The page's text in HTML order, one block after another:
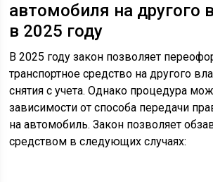
автомобиля на другого
в 2025 году
В 2025 году закон позволяет
транспортное средство на другого
снятия с учета. Однако процедура
зависимости от способа передачи
на автомобиль. Закон позволяет
средством в следующих случаях: